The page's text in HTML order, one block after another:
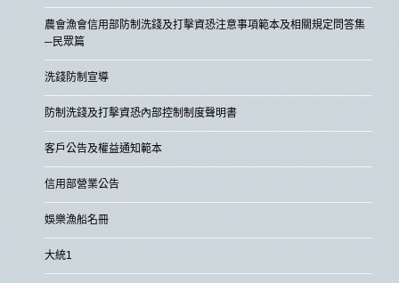
農會漁會信用部防制洗錢及打擊資恐注意事項範本及相關規定問答集
─民眾篇
洗錢防制宣導
防制洗錢及打擊資恐內部控制制度聲明書
客戶公告及權益通知範本
信用部營業公告
娛樂漁船名冊
大統1